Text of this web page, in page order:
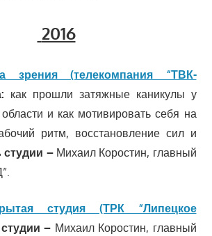
2016
зрения (телекомпания “ТВК-
как прошли затяжные каникулы у
и как мотивировать себя на
ритм, восстановление сил и
студии – Михаил Коростин, главный
студия (ТРК “Липецкое
– Михаил Коростин, главный